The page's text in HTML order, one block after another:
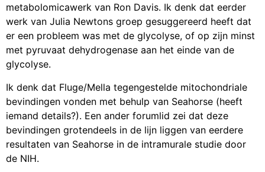
metabolomicawerk van Ron Davis. Ik denk dat eerder
werk van Julia Newtons groep gesuggereerd heeft dat
er een probleem was met de glycolyse, of op zijn minst
met pyruvaat dehydrogenase aan het einde van de
glycolyse.
Ik denk dat Fluge/Mella tegengestelde mitochondriale
bevindingen vonden met behulp van Seahorse (heeft
iemand details?). Een ander forumlid zei dat deze
bevindingen grotendeels in de lijn liggen van eerdere
resultaten van Seahorse in de intramurale studie door
de NIH.